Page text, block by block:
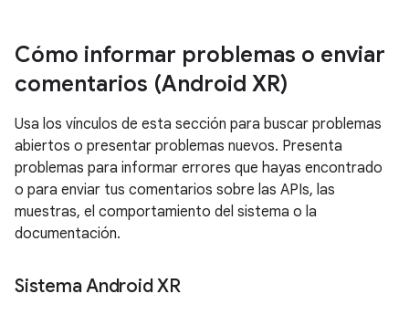
Cómo informar problemas o enviar
comentarios (Android XR)
Usa los vínculos de esta sección para buscar problemas
abiertos o presentar problemas nuevos. Presenta
problemas para informar errores que hayas encontrado
o para enviar tus comentarios sobre las APIs, las
muestras, el comportamiento del sistema o la
documentación.
Sistema Android XR